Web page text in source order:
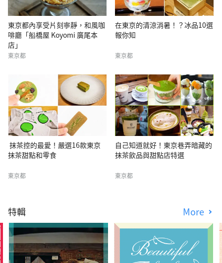
東京都內享受片刻寧靜，和風咖
啡廳「船橋屋 Koyomi 廣尾本
店」
東京都
在東京的清涼消暑！？冰品10選
報你知
東京都
抹茶控的最愛！嚴選16款東京
抹茶甜點和零食
東京都
自己知道就好！東京巷弄暗藏的
抹茶飲品與甜點店特選
東京都
特輯 More